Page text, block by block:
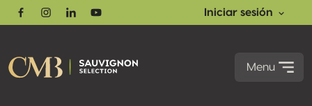
FacebookInstagram
LinkedinYoutube
Iniciar sesión
Menu